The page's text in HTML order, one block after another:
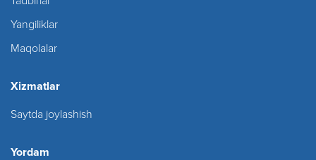
Yangiliklar
Maqolalar
Xizmatlar
Saytda joylashish
Yordam